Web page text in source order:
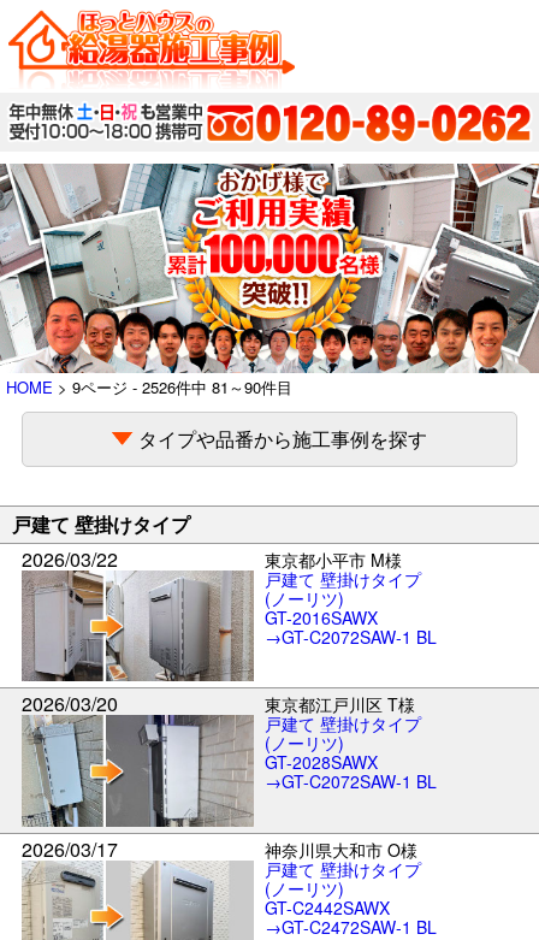
HOME > 9ページ - 2526件中 81～90件目
タイプや品番から施工事例を探す
戸建て 壁掛けタイプ
2026/03/22
東京都小平市 M様
戸建て 壁掛けタイプ
(ノーリツ)
GT-2016SAWX
→GT-C2072SAW-1 BL
2026/03/20
東京都江戸川区 T様
戸建て 壁掛けタイプ
(ノーリツ)
GT-2028SAWX
→GT-C2072SAW-1 BL
2026/03/17
神奈川県大和市 O様
戸建て 壁掛けタイプ
(ノーリツ)
GT-C2442SAWX
→GT-C2472SAW-1 BL